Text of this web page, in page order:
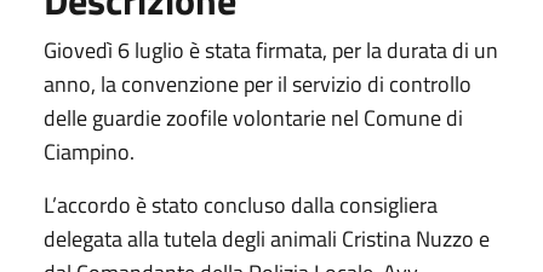
Giovedì 6 luglio è stata firmata, per la durata di un
anno, la convenzione per il servizio di controllo
delle guardie zoofile volontarie nel Comune di
Ciampino.
L’accordo è stato concluso dalla consigliera
delegata alla tutela degli animali Cristina Nuzzo e